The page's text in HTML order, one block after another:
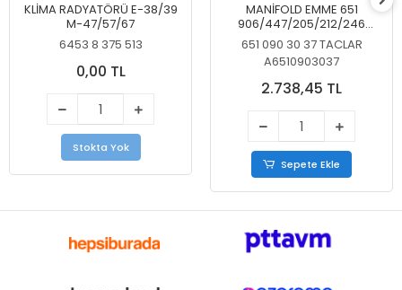
KLİMA RADYATÖRÜ E-38/39
M-47/57/67
6453 8 375 513
0,00 TL
Stokta Yok
MANİFOLD EMME 651
906/447/205/212/246
KELEBEKSİZ
651 090 30 37 TACLAR
A6510903037
2.738,45 TL
Sepete Ekle